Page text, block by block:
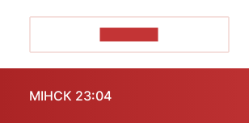
МІНСК 23:04